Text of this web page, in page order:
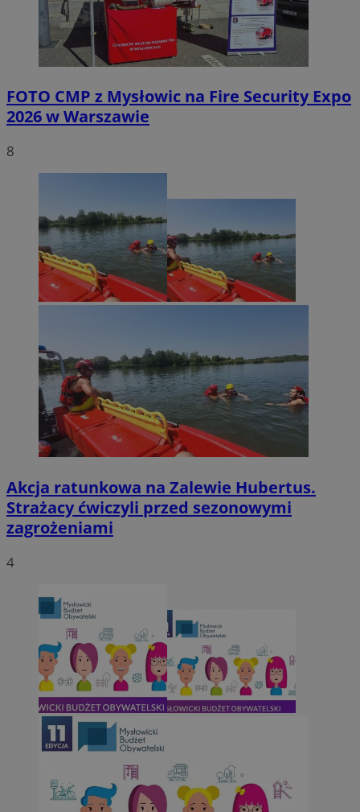
FOTO CMP z Mysłowic na Fire Security Expo
2026 w Warszawie
8
Akcja ratunkowa na Zalewie Hubertus.
Strażacy ćwiczyli przed sezonowymi
zagrożeniami
4